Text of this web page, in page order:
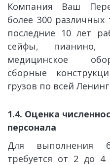
Компания Ваш
более 300 различных
последние 10 лет
сейфы, пианино,
медицинское
сборные
грузов по всей
1.4. Оценка
персонала
Для выполнения
требуется от 2 до